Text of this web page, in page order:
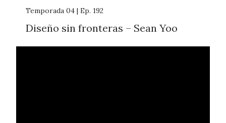
Temporada 04 | Ep. 192
Diseño sin fronteras – Sean Yoo